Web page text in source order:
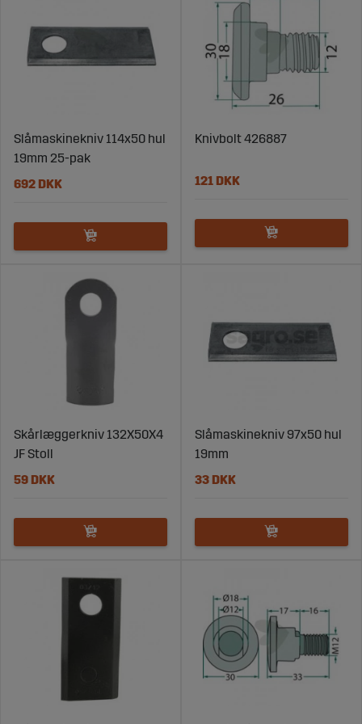
Slåmaskinekniv 114x50 hul
19mm 25-pak
692 DKK
Knivbolt 426887
121 DKK
Skårlæggerkniv 132X50X4
JF Stoll
59 DKK
Slåmaskinekniv 97x50 hul
19mm
33 DKK